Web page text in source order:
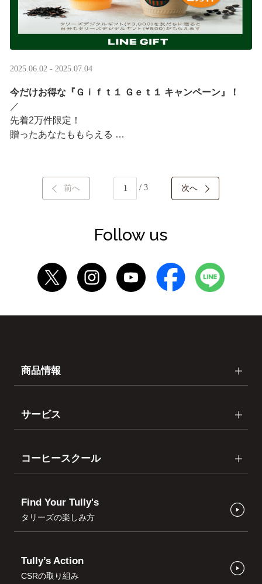
2025.06.02 - 2025.07.04
今だけお得な『Ｇｉｆｔ１ Ｇｅｔ１ キャンペーン』！
／ ​
先着2万件限定！​
贈ったあなたももらえる ​
LINEギフト限定！タリーズデジタルギフト3,000円分を贈
ると、自分も500円分のギフトチケットがもらえるキャン
前へ / 3 次へ
Follow us
商品情報
サービス
コーヒースクール
Find Your Tully's
タリーズの楽しみ方
Tully’s Action
CSRの取り組み